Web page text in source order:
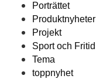
Porträttet
Produktnyheter
Projekt
Sport och Fritid
Tema
toppnyhet